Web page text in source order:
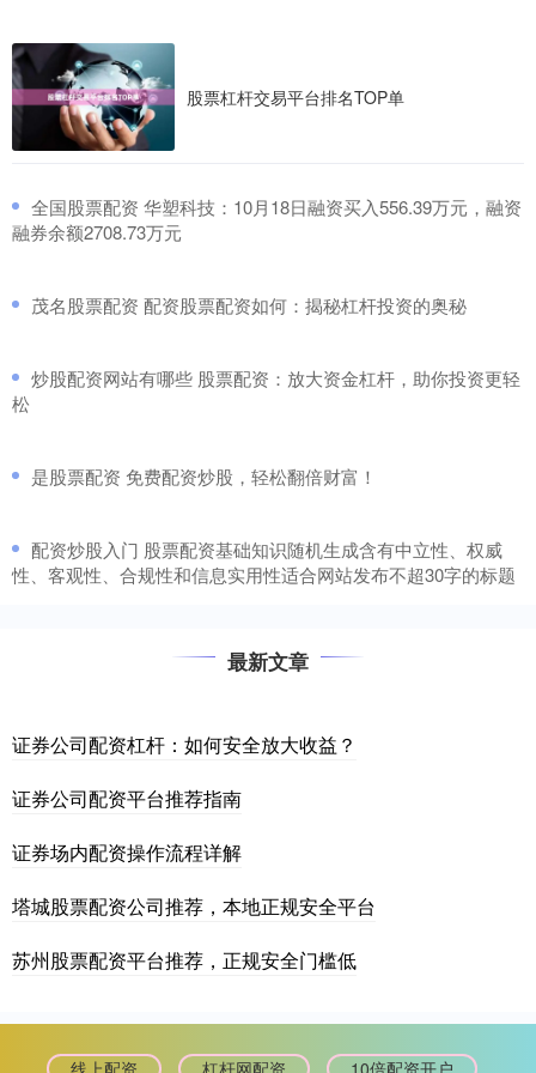
股票杠杆交易平台排名TOP单
​全国股票配资 华塑科技：10月18日融资买入556.39万元，融资
融券余额2708.73万元
​茂名股票配资 配资股票配资如何：揭秘杠杆投资的奥秘
​炒股配资网站有哪些 股票配资：放大资金杠杆，助你投资更轻
松
​是股票配资 免费配资炒股，轻松翻倍财富！
​配资炒股入门 股票配资基础知识随机生成含有中立性、权威
性、客观性、合规性和信息实用性适合网站发布不超30字的标题
最新文章
证券公司配资杠杆：如何安全放大收益？
证券公司配资平台推荐指南
证券场内配资操作流程详解
塔城股票配资公司推荐，本地正规安全平台
苏州股票配资平台推荐，正规安全门槛低